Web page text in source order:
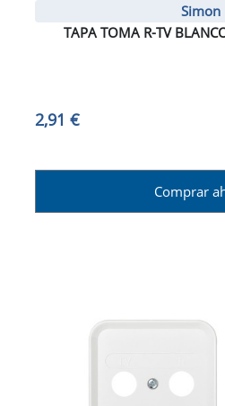
Simon
TAPA TOMA R-TV
2,91 €
Comprar